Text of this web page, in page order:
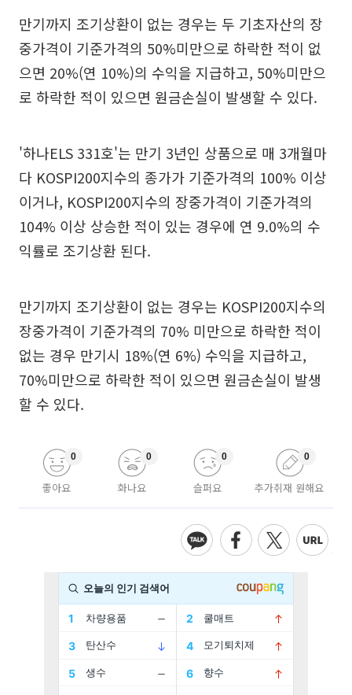
만기까지 조기상환이 없는 경우는 두 기초자산의 장
중가격이 기준가격의 50%미만으로 하락한 적이 없
으면 20%(연 10%)의 수익을 지급하고, 50%미만으
로 하락한 적이 있으면 원금손실이 발생할 수 있다.
'하나ELS 331호'는 만기 3년인 상품으로 매 3개월마
다 KOSPI200지수의 종가가 기준가격의 100% 이상
이거나, KOSPI200지수의 장중가격이 기준가격의
104% 이상 상승한 적이 있는 경우에 연 9.0%의 수
익률로 조기상환 된다.
만기까지 조기상환이 없는 경우는 KOSPI200지수의
장중가격이 기준가격의 70% 미만으로 하락한 적이
없는 경우 만기시 18%(연 6%) 수익을 지급하고,
70%미만으로 하락한 적이 있으면 원금손실이 발생
할 수 있다.
좋아요
0
화나요
0
슬퍼요
0
추가취재 원해요
0